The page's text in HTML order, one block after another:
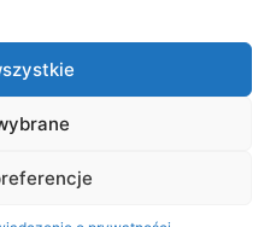
w INEABezpieczeństwo